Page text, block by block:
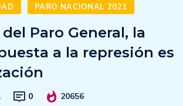
PARO NACIONAL 2021
Paro General, la
a la represión es
0 20656